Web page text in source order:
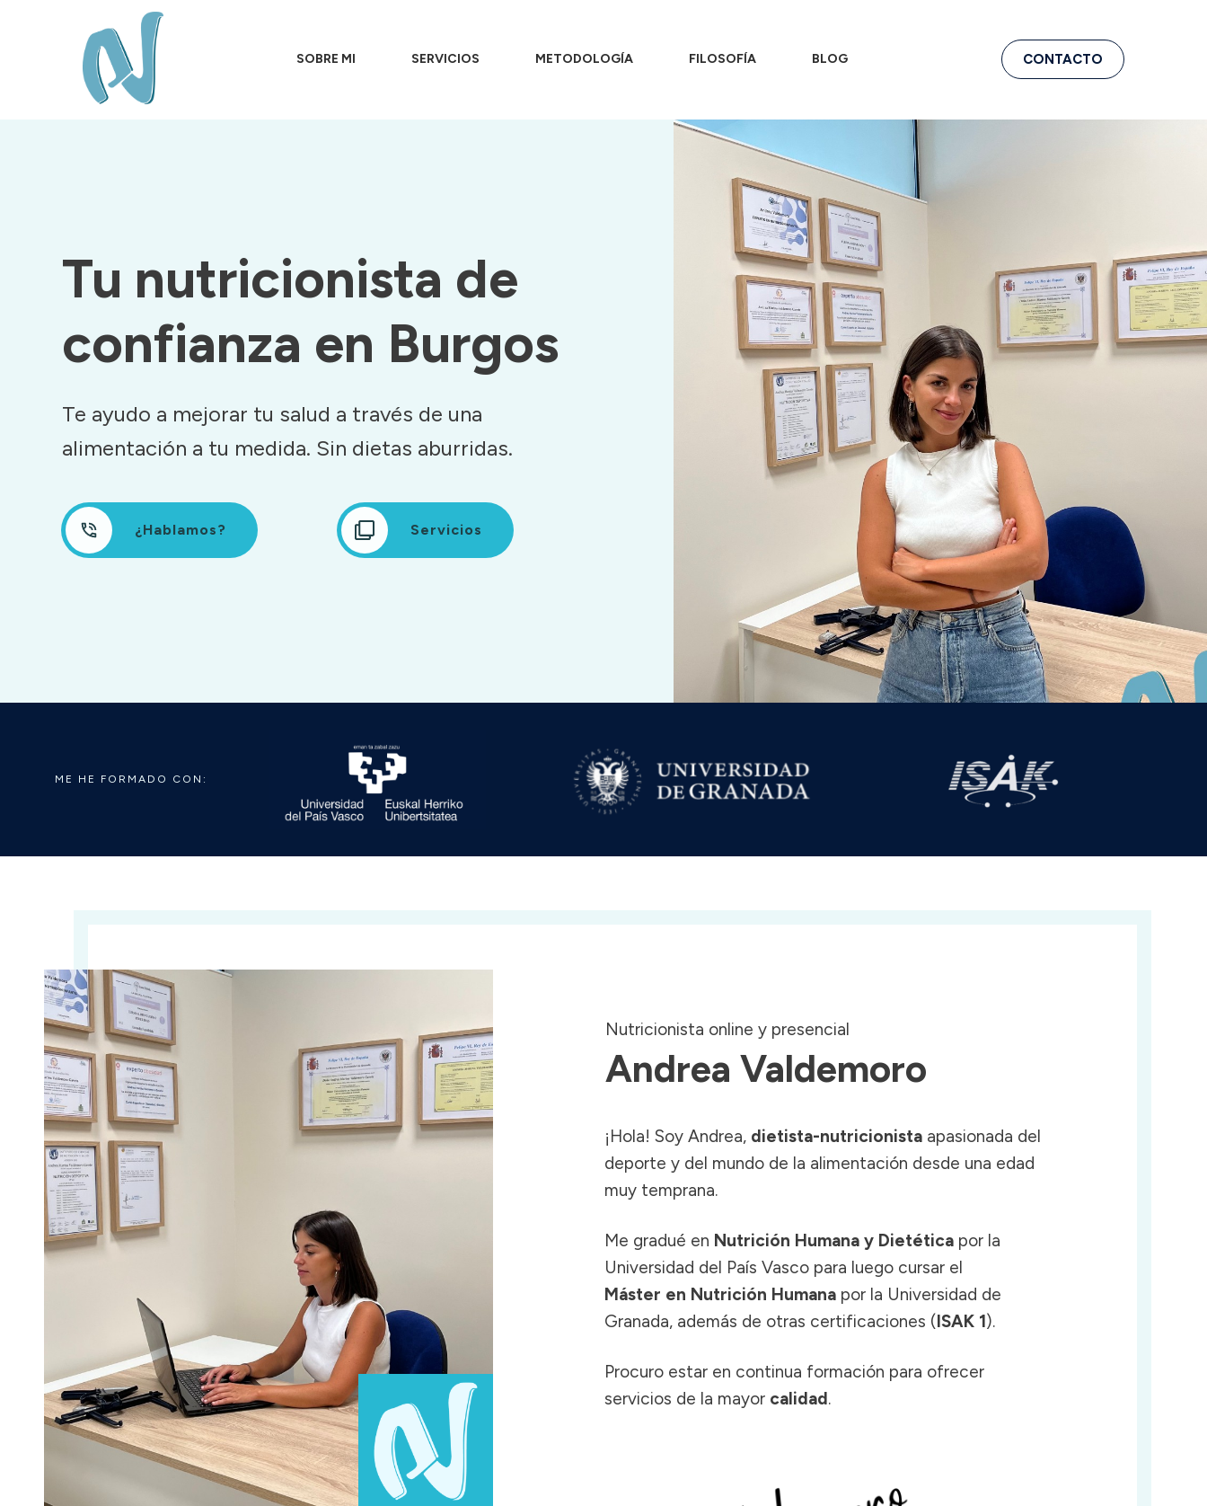
SOBRE MI SERVICIOS METODOLOGÍA FILOSOFÍA BLOG CONTACTO
Tu nutricionista de
confianza en Burgos
Te ayudo a mejorar tu salud a través de una
alimentación a tu medida. Sin dietas aburridas.
¿Hablamos? Servicios
ME HE FORMADO CON:
Nutricionista online y presencial
Andrea Valdemoro
¡Hola! Soy Andrea, dietista-nutricionista apasionada del
deporte y del mundo de la alimentación desde una edad
muy temprana.
Me gradué en Nutrición Humana y Dietética por la
Universidad del País Vasco para luego cursar el
Máster en Nutrición Humana por la Universidad de
Granada, además de otras certificaciones (ISAK 1).
Procuro estar en continua formación para ofrecer
servicios de la mayor calidad.